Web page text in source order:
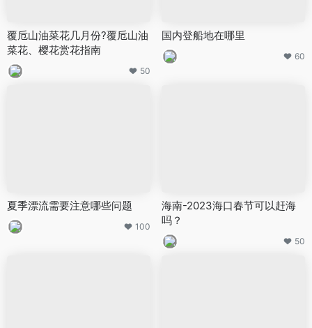
覆卮山油菜花几月份?覆卮山油
菜花、樱花赏花指南
50
国内登船地在哪里
60
夏季漂流需要注意哪些问题
100
海南-2023海口春节可以赶海
吗？
50